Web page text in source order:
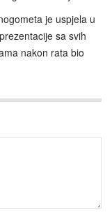
je uspjela u
sa svih
nakon rata bio